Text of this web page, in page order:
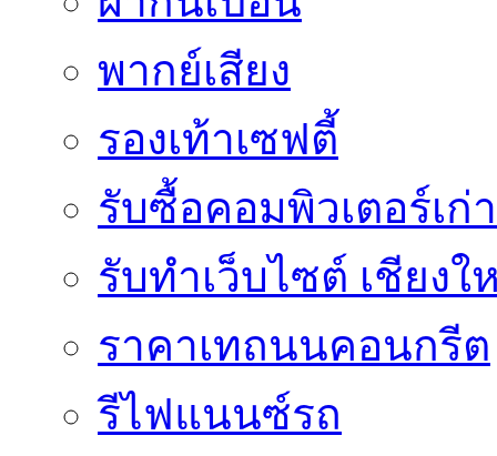
พากย์เสียง
รองเท้าเซฟตี้
รับซื้อคอมพิวเตอร์เก่า
รับทำเว็บไซต์ เชียงใ
ราคาเทถนนคอนกรีต
รีไฟแนนซ์รถ